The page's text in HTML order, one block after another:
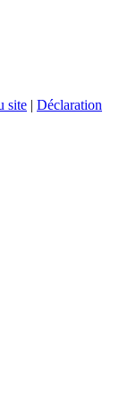
site | Déclaration